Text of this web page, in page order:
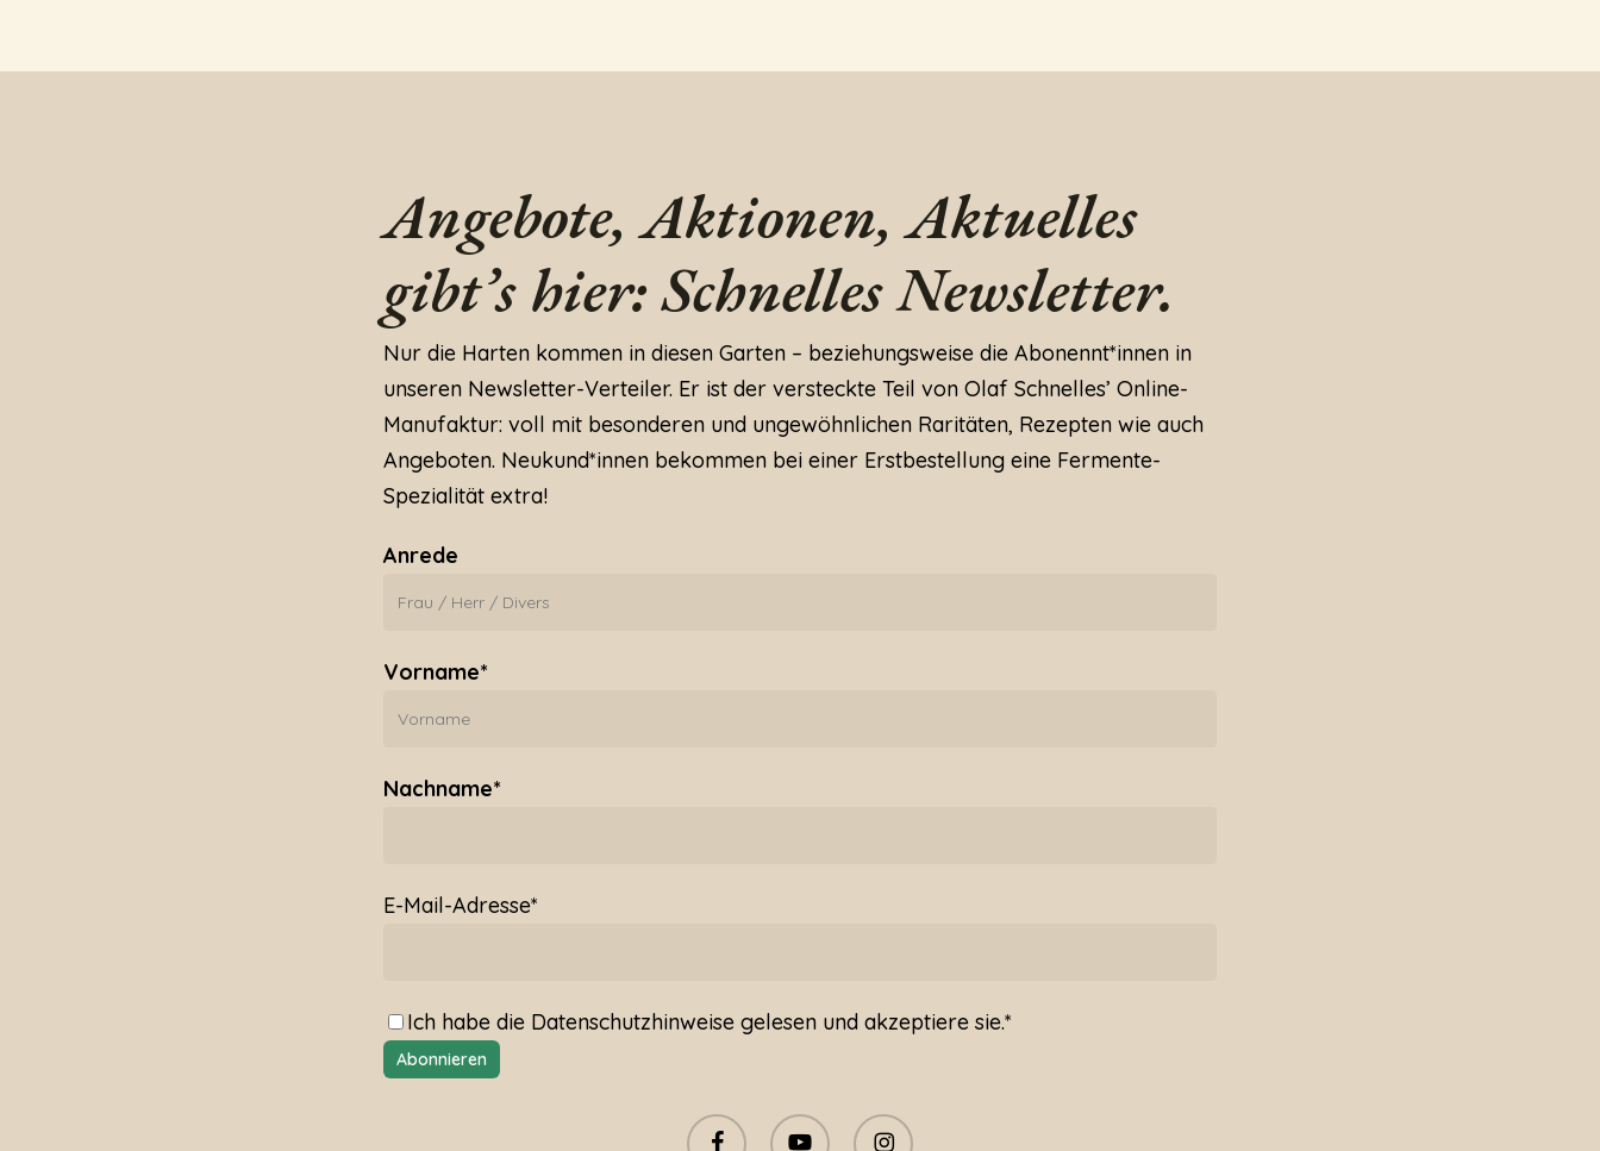
Angebote, Aktionen, Aktuelles
gibt’s hier: Schnelles Newsletter.
Nur die Harten kommen in diesen Garten – beziehungsweise die Abonennt*innen in
unseren Newsletter-Verteiler. Er ist der versteckte Teil von Olaf Schnelles’ Online-
Manufaktur: voll mit besonderen und ungewöhnlichen Raritäten, Rezepten wie auch
Angeboten. Neukund*innen bekommen bei einer Erstbestellung eine Fermente-
Spezialität extra!
Anrede
Vorname*
Nachname*
E-Mail-Adresse*
Ich habe die Datenschutzhinweise gelesen und akzeptiere sie.*
facebook youtube instagram